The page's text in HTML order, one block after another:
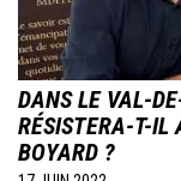
DANS LE VAL-
RÉSISTERA-T-IL
BOYARD ?